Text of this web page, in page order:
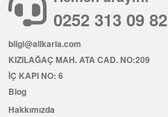
0252 313 09 82
bilgi@allkaria.com
KIZILAĞAÇ MAH. ATA CAD. NO:209
İÇ KAPI NO: 6
Blog
Hakkımızda